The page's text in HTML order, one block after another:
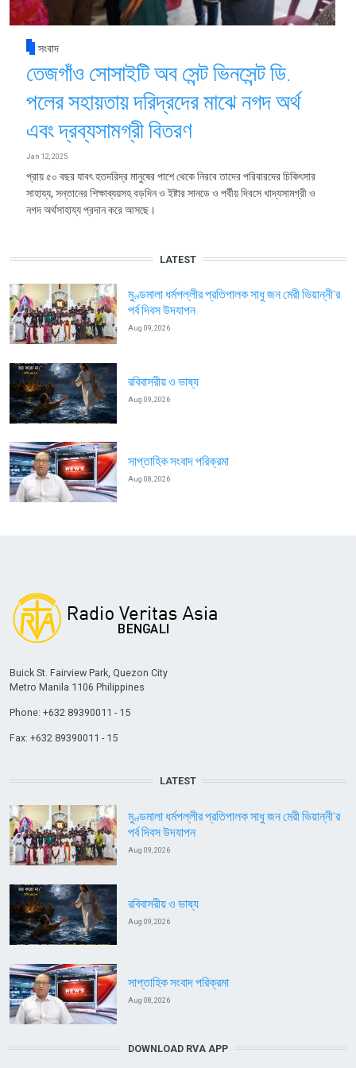
সংবাদ
তেজগাঁও সোসাইটি অব সেন্ট ভিনসেন্ট ডি.
পলের সহায়তায় দরিদ্রদের মাঝে নগদ অর্থ
এবং দ্রব্যসামগ্রী বিতরণ
Jan 12, 2025
প্রায় ৫০ বছর যাবৎ হতদরিদ্র মানুষের পাশে থেকে নিরবে তাদের পরিবারদের চিকিৎসার
সাহায্য, সন্তানের শিক্ষাব্যয়সহ বড়দিন ও ইষ্টার সানডে ও পর্বীয় দিবসে খাদ্যসামগ্রী ও
নগদ অর্থসাহায্য প্রদান করে আসছে।
LATEST
মুণ্ডমালা ধর্মপল্লীর প্রতিপালক সাধু জন মেরী ভিয়ান্নী’র
পর্ব দিবস উদযাপন
Aug 09, 2026
রবিবাসরীয় ও ভাষ্য
Aug 09, 2026
সাপ্তাহিক সংবাদ পরিক্রমা
Aug 08, 2026
Buick St. Fairview Park, Quezon City
Metro Manila 1106 Philippines
Phone: +632 89390011 - 15
Fax: +632 89390011 - 15
LATEST
মুণ্ডমালা ধর্মপল্লীর প্রতিপালক সাধু জন মেরী ভিয়ান্নী’র
পর্ব দিবস উদযাপন
Aug 09, 2026
রবিবাসরীয় ও ভাষ্য
Aug 09, 2026
সাপ্তাহিক সংবাদ পরিক্রমা
Aug 08, 2026
DOWNLOAD RVA APP